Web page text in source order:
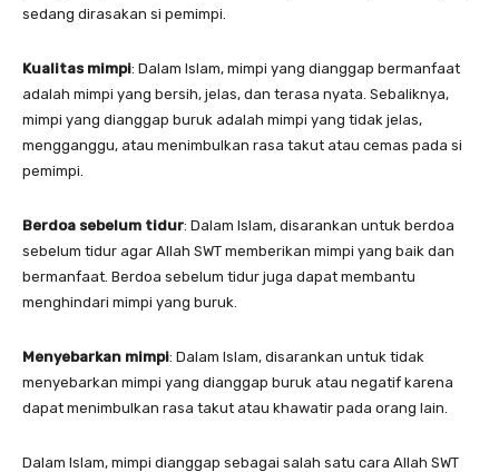
sedang dirasakan si pemimpi.
Kualitas mimpi: Dalam Islam, mimpi yang dianggap bermanfaat
adalah mimpi yang bersih, jelas, dan terasa nyata. Sebaliknya,
mimpi yang dianggap buruk adalah mimpi yang tidak jelas,
mengganggu, atau menimbulkan rasa takut atau cemas pada si
pemimpi.
Berdoa sebelum tidur: Dalam Islam, disarankan untuk berdoa
sebelum tidur agar Allah SWT memberikan mimpi yang baik dan
bermanfaat. Berdoa sebelum tidur juga dapat membantu
menghindari mimpi yang buruk.
Menyebarkan mimpi: Dalam Islam, disarankan untuk tidak
menyebarkan mimpi yang dianggap buruk atau negatif karena
dapat menimbulkan rasa takut atau khawatir pada orang lain.
Dalam Islam, mimpi dianggap sebagai salah satu cara Allah SWT